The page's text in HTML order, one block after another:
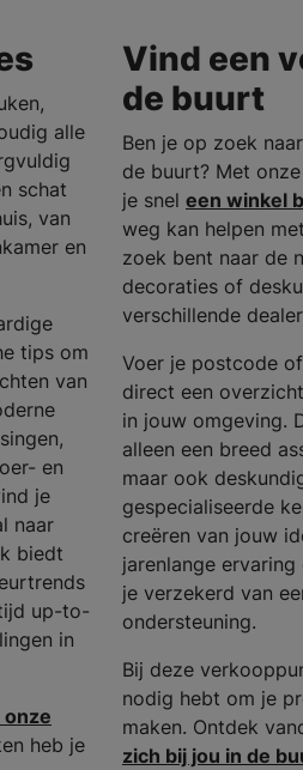
alle
schat
van
en
tips om
van
en
je
naar
biedt
up-to-
in
onze
heb je
Vind een
de buurt
Ben je op zoek
de buurt? Met
je snel een winkel
weg kan helpen
zoek bent naar de
decoraties of
verschillende
Voer je postcode
direct een
in jouw omgeving.
alleen een breed
maar ook
gespecialiseerde
creëren van jouw
jarenlange
je verzekerd van
ondersteuning.
Bij deze
nodig hebt om je
maken. Ontdek
zich bij jou in de